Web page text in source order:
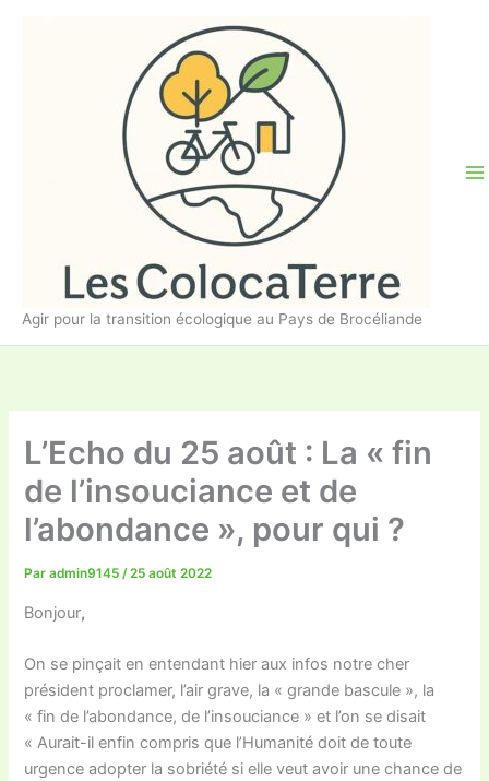
Agir pour la transition écologique au Pays de Brocéliande
L’Echo du 25 août : La « fin
de l’insouciance et de
l’abondance », pour qui ?
Paradmin9145/25 août 2022
Bonjour,
On se pinçait en entendant hier aux infos notre cher
président proclamer, l’air grave, la « grande bascule », la
« fin de l’abondance, de l’insouciance » et l’on se disait
« Aurait-il enfin compris que l’Humanité doit de toute
urgence adopter la sobriété si elle veut avoir une chance de